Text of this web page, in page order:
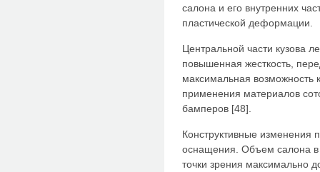
салона и его внутренних
пластической деформации.
Центральной части кузова
повышенная жесткость,
максимальная возможность
применения материалов
бамперов [48].
Конструктивные изменения
оснащения. Объем салона в
точки зрения максимально